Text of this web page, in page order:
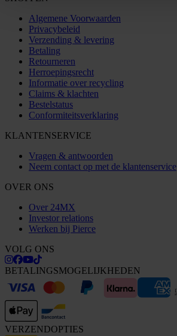
Algemene Voorwaarden
Privacybeleid
Verzending & levering
Betaling
Retourneren
Herroepingsrecht
Informatie over recycling
Claims & klachten
Bestelstatus
Conformiteitsverklaring
KLANTENSERVICE
Vragen & antwoorden
Neem contact op met de klantenservice
OVER ONS
Over 24MX
Investor relations
Werken bij Pierce
VOLG ONS
BETALINGSMOGELIJKHEDEN
VERZENDOPTIES